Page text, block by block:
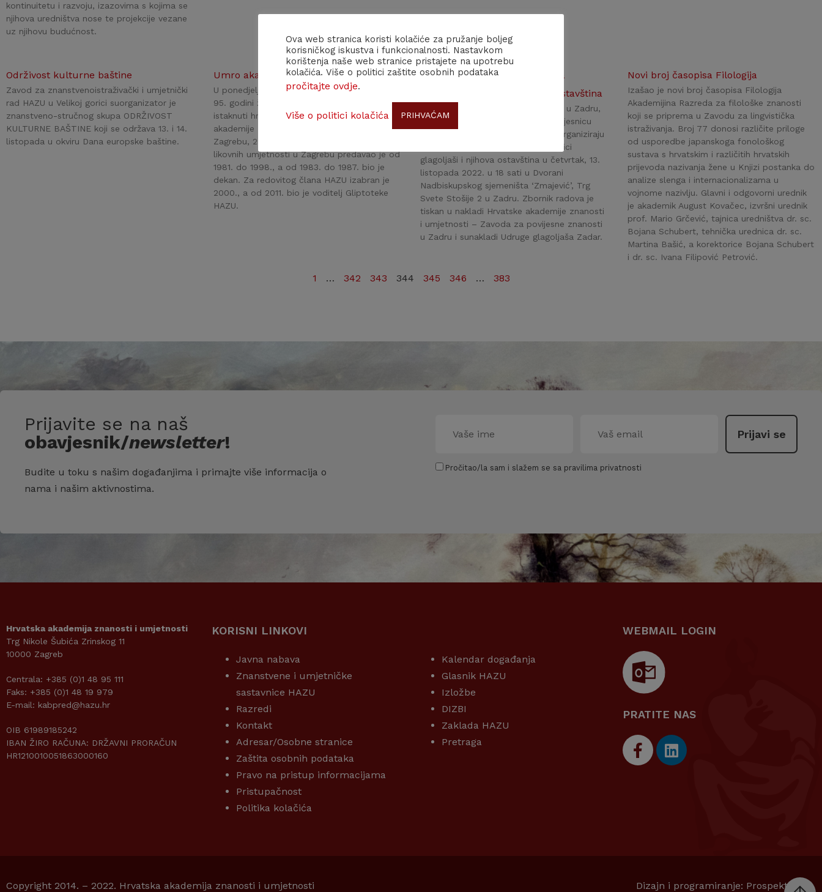
kontinuitetu i razvoju, izazovima s kojima se
njihova uredništva nose te projekcije vezane
uz njihovu budućnost.
Održivost kulturne baštine
Zavod za znanstvenoistraživački i umjetnički
rad HAZU u Velikoj gorici suorganizator je
znanstveno-stručnog skupa ODRŽIVOST
KULTURNE BAŠTINE koji se održava 13. i 14.
listopada u okviru Dana europske baštine.
Umro akademik Đuro Seder
U ponedjeljak 2. svibnja 2022. u Zagrebu je u
95. godini života umro akademik Đuro Seder,
istaknuti hrvatski slikar, redoviti član Hrvatske
akademije znanosti i umjetnosti. Rodio se u
Zagrebu, 29. studenog 1927. Na Akademiji
likovnih umjetnosti u Zagrebu predavao je od
1981. do 1998., a od 1983. do 1987. bio je
dekan. Za redovitog člana HAZU izabran je
2000., a od 2011. bio je voditelj Gliptoteke
HAZU.
Predstavljanje zbornika radova
Svećenici glagoljaši i njihova ostavština
Zavod za povijesne znanosti HAZU u Zadru,
Udruga glagoljaša i Društvo za povjesnicu
Zadarske nadbiskupije ‘Zmajević’ organiziraju
promocija Zbornika radova Svećenici
glagoljaši i njihova ostavština u četvrtak, 13.
listopada 2022. u 18 sati u Dvorani
Nadbiskupskog sjemeništa ‘Zmajević’, Trg
Svete Stošije 2 u Zadru. Zbornik radova je
tiskan u nakladi Hrvatske akademije znanosti
i umjetnosti – Zavoda za povijesne znanosti
u Zadru i sunakladi Udruge glagoljaša Zadar.
Novi broj časopisa Filologija
Izašao je novi broj časopisa Filologija
Akademijina Razreda za filološke znanosti
koji se priprema u Zavodu za lingvistička
istraživanja. Broj 77 donosi različite priloge
od usporedbe japanskoga fonološkog
sustava s hrvatskim i različitih hrvatskih
prijevoda nazivanja žene u Knjizi postanka do
analize slenga i internacionalizama u
vojnome nazivlju. Glavni i odgovorni urednik
je akademik August Kovačec, izvršni urednik
prof. Mario Grčević, tajnica uredništva dr. sc.
Bojana Schubert, tehnička urednica dr. sc.
Martina Bašić, a korektorice Bojana Schubert
i dr. sc. Ivana Filipović Petrović.
1 … 342 343 344 345 346 … 383
Prijavite se na naš
obavjesnik/newsletter!
Budite u toku s našim događanjima i primajte više informacija o
nama i našim aktivnostima.
Pročitao/la sam i slažem se sa pravilima privatnosti
Hrvatska akademija znanosti i umjetnosti
Trg Nikole Šubića Zrinskog 11
10000 Zagreb
Centrala: +385 (0)1 48 95 111
Faks: +385 (0)1 48 19 979
E-mail: kabpred@hazu.hr
OIB 61989185242
IBAN ŽIRO RAČUNA: DRŽAVNI PRORAČUN
HR1210010051863000160
KORISNI LINKOVI
Javna nabava
Znanstvene i umjetničke
sastavnice HAZU
Razredi
Kontakt
Adresar/Osobne stranice
Zaštita osobnih podataka
Pravo na pristup informacijama
Pristupačnost
Politika kolačića
Kalendar događanja
Glasnik HAZU
Izložbe
DIZBI
Zaklada HAZU
Pretraga
WEBMAIL LOGIN
PRATITE NAS
Copyright 2014. – 2022. Hrvatska akademija znanosti i umjetnosti Dizajn i programiranje: Prospekt d.o.o.
Ova web stranica koristi kolačiće za pružanje boljeg
korisničkog iskustva i funkcionalnosti. Nastavkom
korištenja naše web stranice pristajete na upotrebu
kolačića. Više o politici zaštite osobnih podataka
pročitajte ovdje.
Više o politici kolačića PRIHVAĆAM